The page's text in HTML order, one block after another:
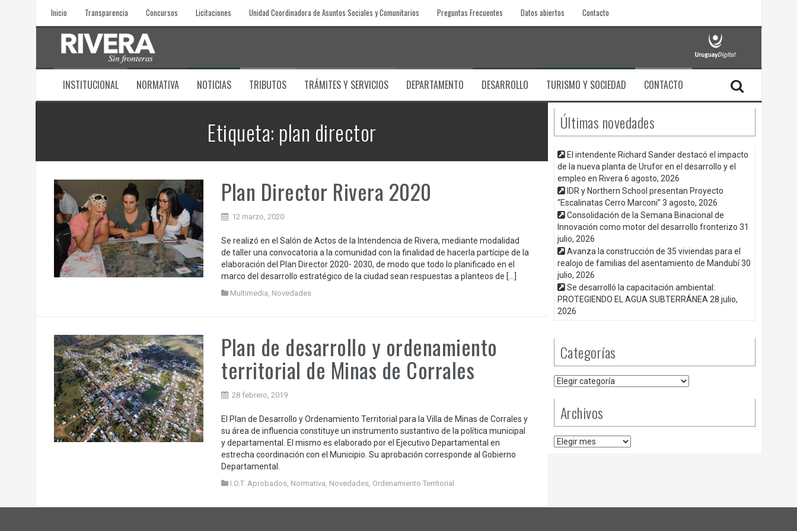
Inicio Transparencia Concursos Licitaciones Unidad Coordinadora de Asuntos Sociales y Comunitarios Preguntas Frecuentes Datos abiertos Contacto
INSTITUCIONAL NORMATIVA NOTICIAS TRIBUTOS TRÁMITES Y SERVICIOS DEPARTAMENTO DESARROLLO TURISMO Y SOCIEDAD CONTACTO
Etiqueta: plan director
Plan Director Rivera 2020
12 marzo, 2020
Se realizó en el Salón de Actos de la Intendencia de Rivera, mediante modalidad
de taller una convocatoria a la comunidad con la finalidad de hacerla partícipe de la
elaboración del Plan Director 2020- 2030, de modo que todo lo planificado en el
marco del desarrollo estratégico de la ciudad sean respuestas a planteos de […]
Multimedia, Novedades
Plan de desarrollo y ordenamiento
territorial de Minas de Corrales
28 febrero, 2019
El Plan de Desarrollo y Ordenamiento Territorial para la Villa de Minas de Corrales y
su área de influencia constituye un instrumento sustantivo de la política municipal
y departamental. El mismo es elaborado por el Ejecutivo Departamental en
estrecha coordinación con el Municipio. Su aprobación corresponde al Gobierno
Departamental.
I.O.T. Aprobados, Normativa, Novedades, Ordenamiento Territorial
Últimas novedades
El intendente Richard Sander destacó el impacto
de la nueva planta de Urufor en el desarrollo y el
empleo en Rivera 6 agosto, 2026
IDR y Northern School presentan Proyecto
“Escalinatas Cerro Marconi” 3 agosto, 2026
Consolidación de la Semana Binacional de
Innovación como motor del desarrollo fronterizo 31
julio, 2026
Avanza la construcción de 35 viviendas para el
realojo de familias del asentamiento de Mandubí 30
julio, 2026
Se desarrolló la capacitación ambiental:
PROTEGIENDO EL AGUA SUBTERRÁNEA 28 julio,
2026
Categorías
Categorías
Archivos
Archivos